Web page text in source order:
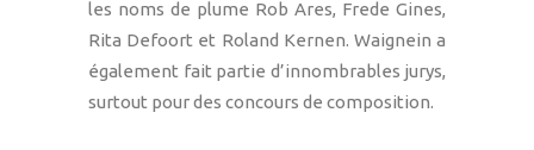
les noms de plume Rob Ares, Frede Gines,
Rita Defoort et Roland Kernen. Waignein a
également fait partie d’innombrables jurys,
surtout pour des concours de composition.